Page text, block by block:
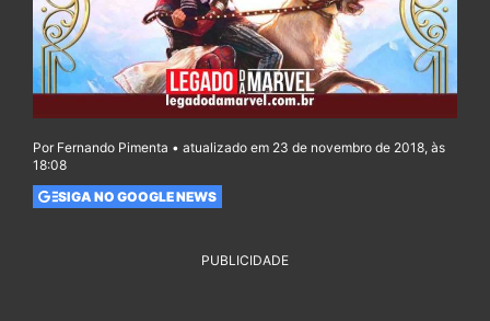
Por Fernando Pimenta • atualizado em 23 de novembro de 2018, às
18:08
SIGA NO GOOGLE NEWS
PUBLICIDADE